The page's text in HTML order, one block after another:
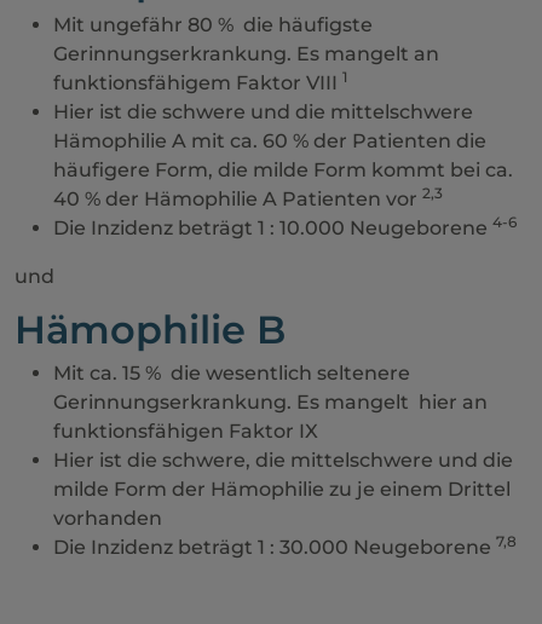
Mit ungefähr 80 % die häufigste
Gerinnungserkrankung. Es mangelt an
funktionsfähigem Faktor VIII 1
Hier ist die schwere und die mittelschwere
Hämophilie A mit ca. 60 % der Patienten die
häufigere Form, die milde Form kommt bei ca.
40 % der Hämophilie A Patienten vor 2,3
Die Inzidenz beträgt 1 : 10.000 Neugeborene 4-6
und
Hämophilie B
Mit ca. 15 % die wesentlich seltenere
Gerinnungserkrankung. Es mangelt hier an
funktionsfähigen Faktor IX
Hier ist die schwere, die mittelschwere und die
milde Form der Hämophilie zu je einem Drittel
vorhanden
Die Inzidenz beträgt 1 : 30.000 Neugeborene 7,8